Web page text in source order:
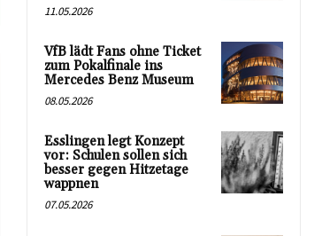
11.05.2026
VfB lädt Fans ohne Ticket
zum Pokalfinale ins
Mercedes Benz Museum
08.05.2026
Esslingen legt Konzept
vor: Schulen sollen sich
besser gegen Hitzetage
wappnen
07.05.2026